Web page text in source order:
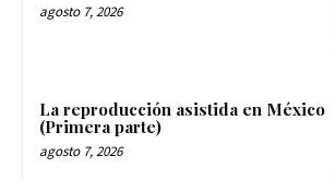
agosto 7, 2026
La reproducción asistida en México
(Primera parte)
agosto 7, 2026